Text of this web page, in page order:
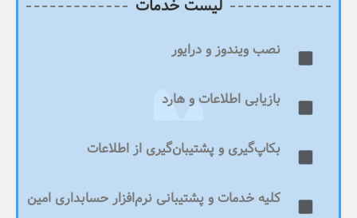
لیست خدمات
نصب ویندوز و درایور
بازیابی اطلاعات و هارد
بکاپ‌گیری و پشتیبان‌گیری از اطلاعات
کلیه خدمات و پشتیبانی نرم‌افزار حسابداری امین